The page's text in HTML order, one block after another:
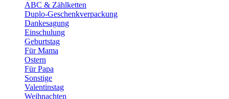
ABC & Zählketten
Duplo-Geschenkverpackung
Dankesagung
Einschulung
Geburtstag
Für Mama
Ostern
Für Papa
Sonstige
Valentinstag
Weihnachten